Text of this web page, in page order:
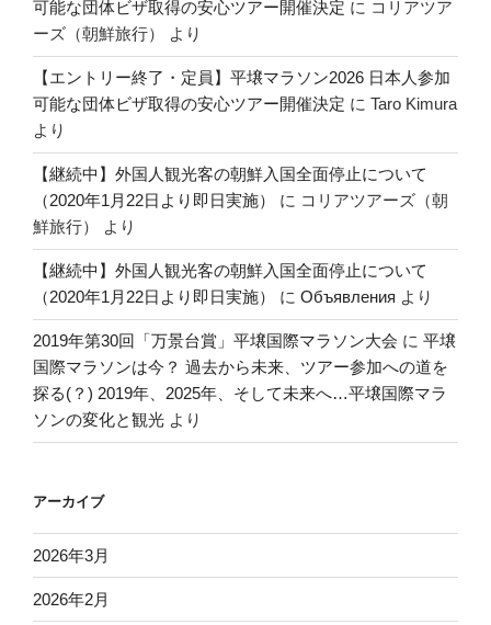
可能な団体ビザ取得の安心ツアー開催決定 に コリアツア
ーズ（朝鮮旅行）
より
【エントリー終了・定員】平壌マラソン2026 日本人参加
可能な団体ビザ取得の安心ツアー開催決定 に Taro Kimura
より
【継続中】外国人観光客の朝鮮入国全面停止について
（2020年1月22日より即日実施）
に コリアツアーズ（朝
鮮旅行）
より
【継続中】外国人観光客の朝鮮入国全面停止について
（2020年1月22日より即日実施）
に Объявления より
2019年第30回「万景台賞」平壌国際マラソン大会 に 平壌
国際マラソンは今？ 過去から未来、ツアー参加への道を
探る(？) 2019年、2025年、そして未来へ…平壌国際マラ
ソンの変化と観光 より
アーカイブ
2026年3月
2026年2月